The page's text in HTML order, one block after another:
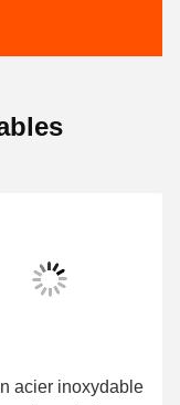
acier inoxydable